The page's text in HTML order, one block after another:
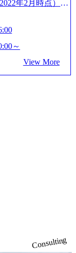
実証)支援から構
通貫で担当して
を活用し、顧客
＜PL/PM＞ 顧客
アジャイル開発
いただきます。
画・要件定義か
定、技術選定、
題選定から顧客
要望や提案を柔
め、ご自身の提
貢献度を実感で
り(会計系BIG4
異的な数字とな
見込まれる 多く
ティングに続い
制度の有資格者
活用で上司の引
ブルな働き方を
分程度を想定 オ
our
アビー
content/
2024』にお
・睡眠など可視
ープホールディン
が大きくみられ
礎を支援)を魅力
も多数 アビーム
年2月時点）、
はなく、『結
1973年に創業さ
競争に勝てるよ
る。 徹底した
ポテンシャル実
すことを信条と
が少し東に傾い
充実している。
多く、グローバ
の非営利団体に
2026年8月29日
月程度のプログラ
～
View More
Consulting